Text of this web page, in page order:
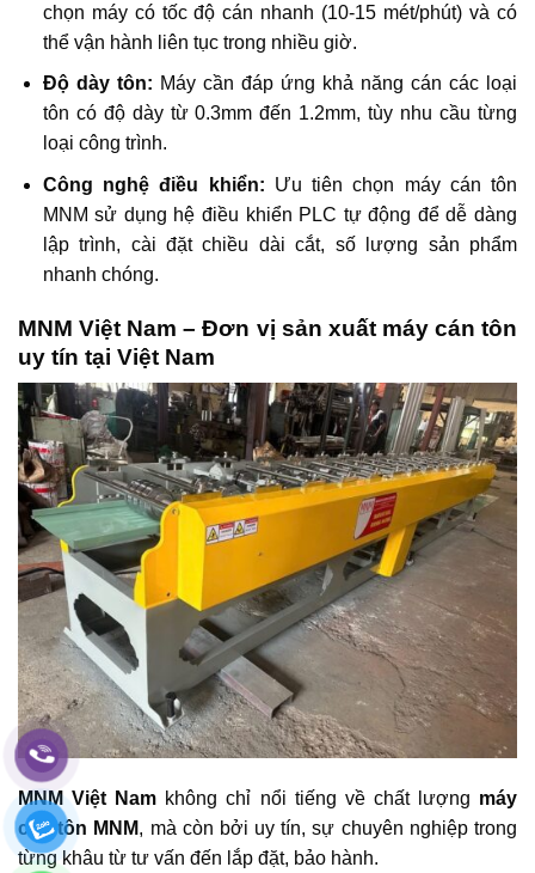
chọn máy có tốc độ cán nhanh (10-15 mét/phút) và có
thể vận hành liên tục trong nhiều giờ.
Độ dày tôn: Máy cần đáp ứng khả năng cán các loại
tôn có độ dày từ 0.3mm đến 1.2mm, tùy nhu cầu từng
loại công trình.
Công nghệ điều khiển: Ưu tiên chọn máy cán tôn
MNM sử dụng hệ điều khiển PLC tự động để dễ dàng
lập trình, cài đặt chiều dài cắt, số lượng sản phẩm
nhanh chóng.
MNM Việt Nam – Đơn vị sản xuất máy cán tôn
uy tín tại Việt Nam
MNM Việt Nam không chỉ nổi tiếng về chất lượng máy
cán tôn MNM, mà còn bởi uy tín, sự chuyên nghiệp trong
từng khâu từ tư vấn đến lắp đặt, bảo hành.